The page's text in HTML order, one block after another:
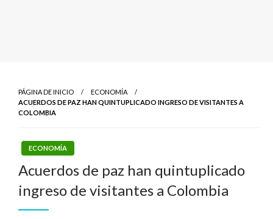
PÁGINA DE INICIO
ECONOMÍA
ACUERDOS DE PAZ HAN QUINTUPLICADO INGRESO DE VISITANTES A
COLOMBIA
ECONOMÍA
Acuerdos de paz han quintuplicado
ingreso de visitantes a Colombia